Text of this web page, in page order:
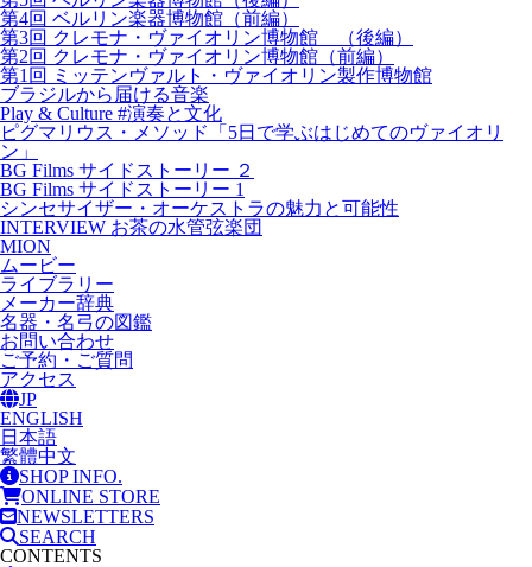
第4回 ベルリン楽器博物館（前編）
第3回 クレモナ・ヴァイオリン博物館 （後編）
第2回 クレモナ・ヴァイオリン博物館（前編）
第1回 ミッテンヴァルト・ヴァイオリン製作博物館
ブラジルから届ける音楽
Play & Culture #演奏と文化
ピグマリウス・メソッド「5日で学ぶはじめてのヴァイオリ
ン」
BG Films サイドストーリー ２
BG Films サイドストーリー 1
シンセサイザー・オーケストラの魅力と可能性
INTERVIEW お茶の水管弦楽団
MION
ムービー
ライブラリー
メーカー辞典
名器・名弓の図鑑
お問い合わせ
ご予約・ご質問
アクセス
JP
ENGLISH
日本語
繁體中文
SHOP INFO.
ONLINE STORE
NEWSLETTERS
SEARCH
CONTENTS